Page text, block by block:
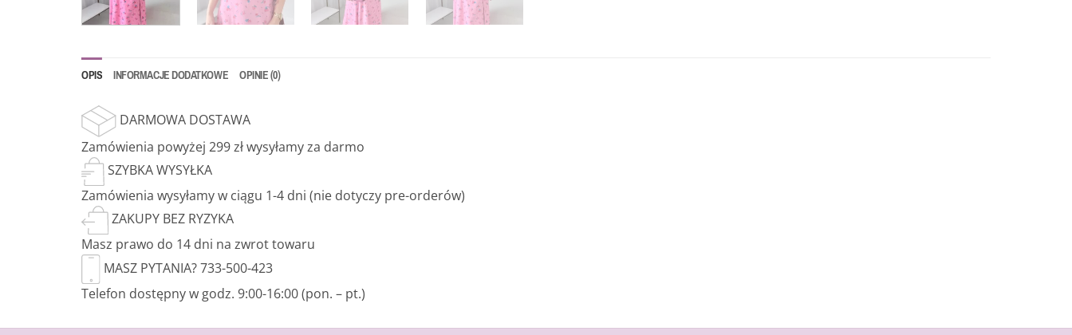
OPIS INFORMACJE DODATKOWE OPINIE (0)
DARMOWA DOSTAWA
Zamówienia powyżej 299 zł wysyłamy za darmo
SZYBKA WYSYŁKA
Zamówienia wysyłamy w ciągu 1-4 dni (nie dotyczy pre-orderów)
ZAKUPY BEZ RYZYKA
Masz prawo do 14 dni na zwrot towaru
MASZ PYTANIA? 733-500-423
Telefon dostępny w godz. 9:00-16:00 (pon. – pt.)